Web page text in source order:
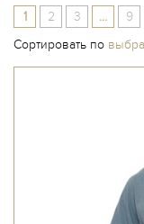
1 2 3 …
9
Сортировать по